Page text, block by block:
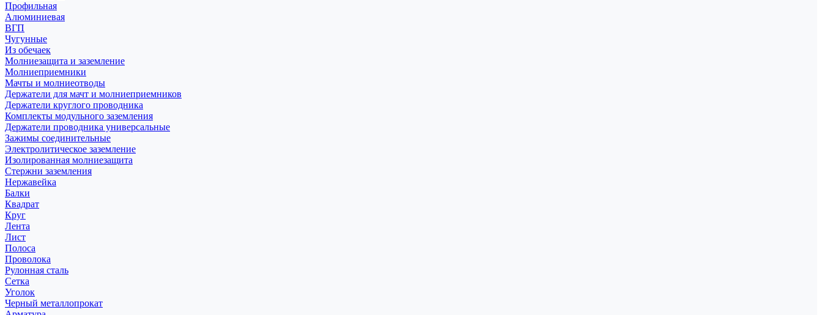
Профильная
Алюминиевая
ВГП
Чугунные
Из обечаек
Молниезащита и заземление
Молниеприемники
Мачты и молниеотводы
Держатели для мачт и молниеприемников
Держатели круглого проводника
Комплекты модульного заземления
Держатели проводника универсальные
Зажимы соединительные
Электролитическое заземление
Изолированная молниезащита
Стержни заземления
Нержавейка
Балки
Квадрат
Круг
Лента
Лист
Полоса
Проволока
Рулонная сталь
Сетка
Уголок
Черный металлопрокат